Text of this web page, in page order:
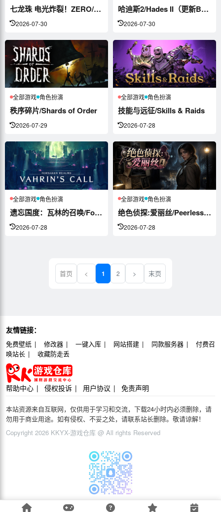
七龙珠 电光炸裂！ZERO/DRAGON...
2026-07-30
哈迪斯2/Hades II（更新Buil...
2026-07-30
全部游戏 角色扮演
秩序碎片/Shards of Order
2026-07-29
全部游戏 角色扮演
技能与远征/Skills & Raids
2026-07-28
全部游戏 角色扮演
遗忘国度：瓦林的召唤/Forsaken ...
2026-07-28
全部游戏 角色扮演
绝色侦探:爱丽丝/Peerless Be...
2026-07-28
首页 < 1 2 > 末页
友情链接：
免费壁纸 修改器 一键入库 网站搭建 同款服务器
付费召
唤站长
收藏防走丢
帮助中心 侵权投诉 用户协议 免责声明
本站资源来自互联网，仅供用于学习和交流，下载24小时内必须删除，请
勿用于商业用途。如有侵权、不妥之处，请联系站长删除。敬请谅解！
Copyright 2026 KKYX-游戏仓库 @ All rights Reserved
游戏交流QQ群